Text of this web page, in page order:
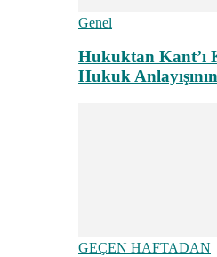
Genel
Hukuktan Kant’ı
Hukuk
GEÇEN HAFTADAN